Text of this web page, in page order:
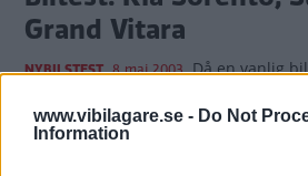
www.vibilagare.se - Do Not
Information
Grand Vitara
NYBILSTEST 8 maj 2003 Då en vanlig
väglag eller tungt lass, då har en
kvar. Tyvärr är fyrhjulsdrivna, stora
Kia Sorento och Suzuki Grand Vitara